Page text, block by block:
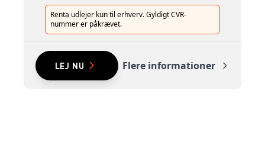
Renta udlejer kun til erhverv. Gyldigt CVR-
nummer er påkrævet.
LEJ NU Flere informationer